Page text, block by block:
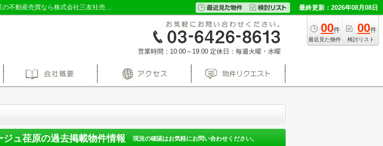
セボンパサージュ荏原の過去掲載物件｜品川区・目黒区・大田区の不動産売買なら株式会社三友社売買センター 最終更新：2026年08月08日
00件
最近見た物件
00件
検討リスト
営業時間：10:00～19:00 定休日：毎週火曜・水曜
ジュ荏原の過去掲載物件情報 現況の確認はお気軽にお問い合わせください。